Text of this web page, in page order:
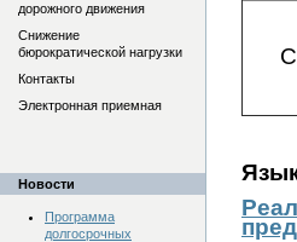
дорожного движения
Снижение
бюрократической нагрузки
Контакты
Электронная приемная
Новости
Программа
долгосрочных